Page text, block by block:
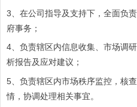
3、在公司指导及支持下，全面负
府事务；
4、负责辖区内信息收集、市场调
析报告及应对建议；
5、负责辖区内市场秩序监控，核
情，协调处理相关事宜。